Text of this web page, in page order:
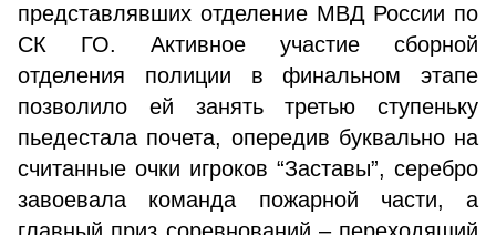
представлявших отделение МВД России по
СК ГО. Активное участие сборной
отделения полиции в финальном этапе
позволило ей занять третью ступеньку
пьедестала почета, опередив буквально на
считанные очки игроков “Заставы”, серебро
завоевала команда пожарной части, а